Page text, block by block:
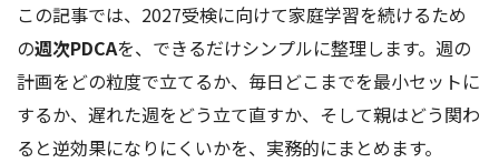
この記事では、2027受検に向けて家庭学習を続けるため
の週次PDCAを、できるだけシンプルに整理します。週の
計画をどの粒度で立てるか、毎日どこまでを最小セットに
するか、遅れた週をどう立て直すか、そして親はどう関わ
ると逆効果になりにくいかを、実務的にまとめます。